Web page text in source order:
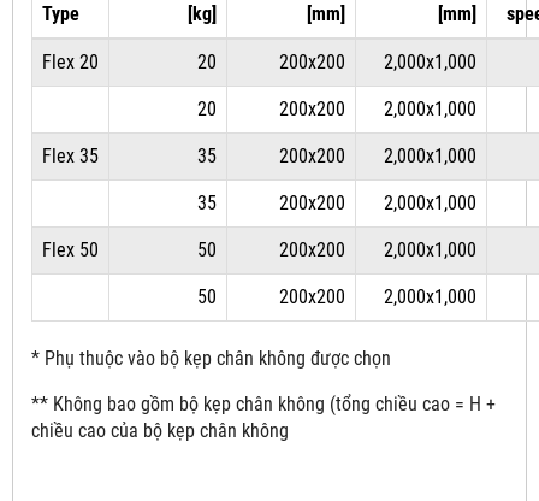
Type
[kg]
[mm]
[mm]
Flex 20 20 200x200 2,000x1,000
20 200x200 2,000x1,000
Flex 35 35 200x200 2,000x1,000
35 200x200 2,000x1,000
Flex 50 50 200x200 2,000x1,000
50 200x200 2,000x1,000
* Phụ thuộc vào bộ kẹp chân không được chọn
** Không bao gồm bộ kẹp chân không (tổng chiều cao = H +
chiều cao của bộ kẹp chân không